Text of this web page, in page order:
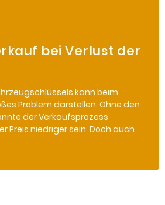
bei Verlust der
kann beim
Problem darstellen. Ohne den
der Verkaufsprozess
Preis niedriger sein. Doch auch